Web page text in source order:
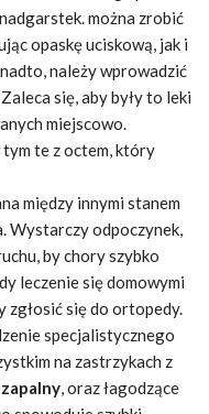
można zrobić
opaskę uciskową, jak i
należy wprowadzić
się, aby były to leki
miejscowo.
tym te z octem, który
między innymi stanem
Wystarczy odpoczynek,
by chory szybko
leczenie się domowymi
zgłosić się do ortopedy.
specjalistycznego
na zastrzykach z
, oraz łagodzące